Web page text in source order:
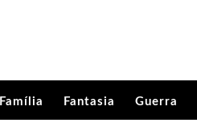
Família Fantasia Guerra